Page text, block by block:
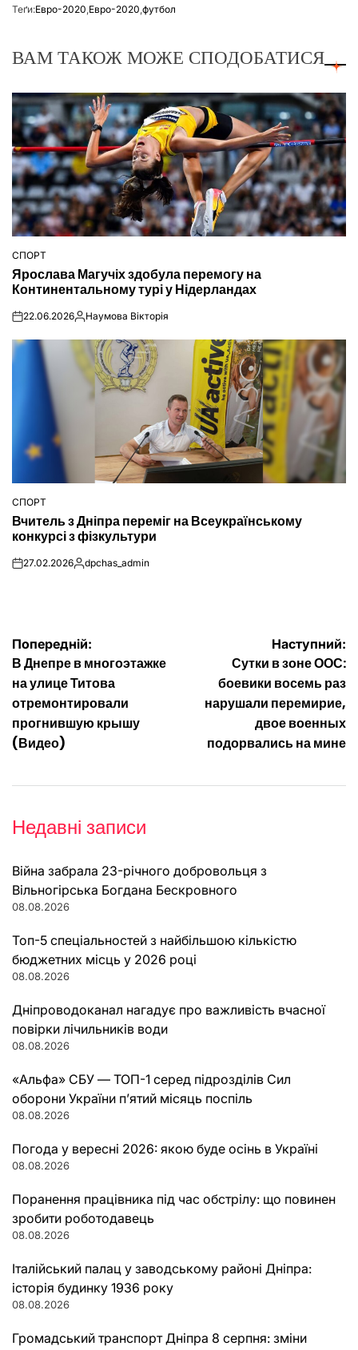
Теґи:Евро-2020 Евро-2020 футбол
ВАМ ТАКОЖ МОЖЕ СПОДОБАТИСЯ
ОПУБЛІКУВАТИ
У
СПОРТ
Ярослава Магучіх здобула перемогу на
Континентальному турі у Нідерландах
on22.06.2026Опубліковано
Наумова Вікторія
ОПУБЛІКУВАТИ
У
СПОРТ
Вчитель з Дніпра переміг на Всеукраїнському
конкурсі з фізкультури
on27.02.2026Опубліковано
dpchas_admin
Навігація
записів
Попередній:
В Днепре в многоэтажке
на улице Титова
отремонтировали
прогнившую крышу
(Видео)
Наступний:
Сутки в зоне ООС:
боевики восемь раз
нарушали перемирие,
двое военных
подорвались на мине
Недавні записи
Війна забрала 23-річного добровольця з
Вільногірська Богдана Бескровного
08.08.2026
Топ-5 спеціальностей з найбільшою кількістю
бюджетних місць у 2026 році
08.08.2026
Дніпроводоканал нагадує про важливість вчасної
повірки лічильників води
08.08.2026
«Альфа» СБУ — ТОП-1 серед підрозділів Сил
оборони України п’ятий місяць поспіль
08.08.2026
Погода у вересні 2026: якою буде осінь в Україні
08.08.2026
Поранення працівника під час обстрілу: що повинен
зробити роботодавець
08.08.2026
Італійський палац у заводському районі Дніпра:
історія будинку 1936 року
08.08.2026
Громадський транспорт Дніпра 8 серпня: зміни